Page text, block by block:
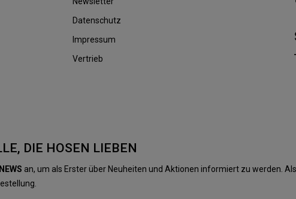
Datenschutz
Impressum
Vertrieb
DIE HOSEN LIEBEN
an, um als Erster über Neuheiten und Aktionen informiert zu werden.